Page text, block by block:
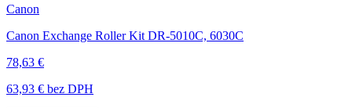
Canon
Canon Exchange Roller Kit DR-5010C, 6030C
78,63 €
63,93 € bez DPH